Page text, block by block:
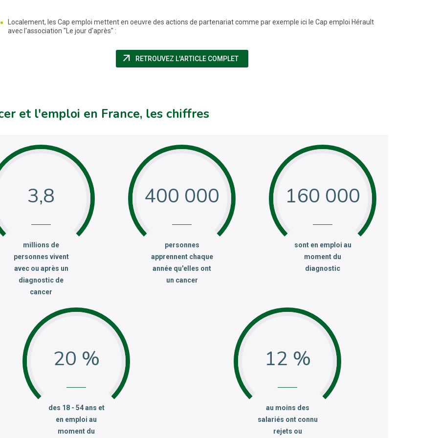
Localement, les Cap emploi mettent en oeuvre des actions de partenariat comme par exemple ici le Cap emploi Hérault
avec l'association "Le jour d'après" :
arrow_outward RETROUVEZ L'ARTICLE COMPLET(NOUVELLE FENÊTRE)
et l'emploi en France, les chiffres
3,8
:millions de
personnes vivent
avec ou après un
diagnostic de
cancer
400 000
:personnes
apprennent chaque
année qu'elles ont
un cancer
160 000
:sont en emploi au
moment du
diagnostic
20 %
:des 18 - 54 ans et
en emploi au
moment du
12 %
:au moins des
salariés ont connu
rejets ou